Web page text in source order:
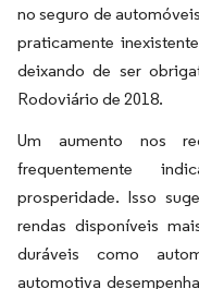
no seguro de
praticamente
deixando de ser
Rodoviário de 2018.
Um aumento nos
frequentemente
prosperidade. Isso
rendas disponíveis
duráveis como
automotiva